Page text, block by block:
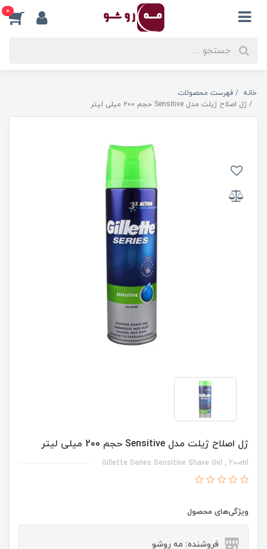
0
خانه
فهرست محصولات
ژل اصلاح ژیلت مدل Sensitive حجم 200 میلی لیتر
ژل اصلاح ژیلت مدل Sensitive حجم 200 میلی لیتر
Gillette Series Sensitive Shave Gel , 200ml
ویژگی‌های محصول
فروشنده: مه رو‌شو